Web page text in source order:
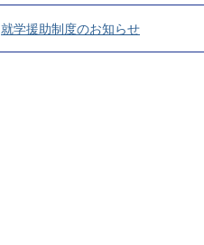
就学援助制度のお知らせ